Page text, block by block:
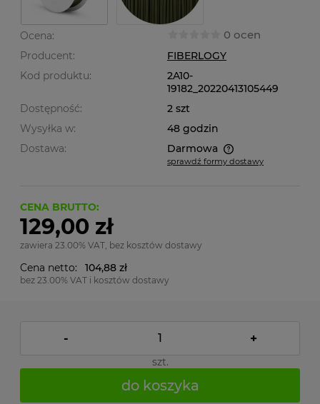
Ocena: 0 ocen
Producent:
FIBERLOGY
Kod produktu:
2A10-
19182_20220413105449
Dostępność:
2 szt
Wysyłka w:
48 godzin
Dostawa:
Darmowa
Cena nie zawiera ewentualnych kosztów płatności
sprawdź formy dostawy
CENA BRUTTO:
129,00 zł
zawiera 23.00% VAT, bez kosztów dostawy
Cena netto: 104,88 zł
bez 23.00% VAT i kosztów dostawy
- +
szt.
do koszyka